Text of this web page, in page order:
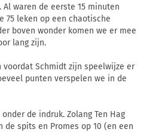
Al waren de eerste 15 minuten
75 leken op een chaotische
boven wonder komen we er mee
lang zijn.
voordat Schmidt zijn speelwijze er
punten verspelen we in de
de indruk. Zolang Ten Hag
de spits en Promes op 10 (en een